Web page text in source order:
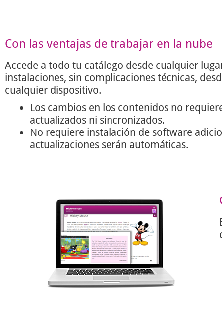
Con las ventajas de trabajar en la nube
Accede a todo tu catálogo desde cualquier
instalaciones, sin complicaciones técnicas,
cualquier dispositivo.
Los cambios en los contenidos no
actualizados ni sincronizados.
No requiere instalación de software
actualizaciones serán automáticas.